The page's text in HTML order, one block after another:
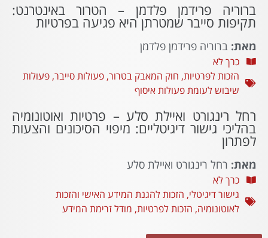
ברוריה פרידמן פלדמן – הטרור באינטרנט:
תקיפות סייבר שמטרתן היא פגיעה בפרטיות
מאת: ברוריה פרידמן פלדמן
כרך לא
הזכות לפרטיות, חוק המאבק בטרור, פעולות סייבר, פעולות
שיבוש לעומת פעולות איסוף
רחל רינגורט ואיילת סלע – פרטיות ואוטונומיה
בהליכי גישור דיגיטליים: מיפוי הסיכונים והצעות
לפתרון
מאת: רחל רינגורט ואיילת סלע
כרך לא
גישור דיגיטלי, הזכות להגנת המידע האישי והזכות
לאוטונומיה, הזכות לפרטיות, מודל זרימת המידע